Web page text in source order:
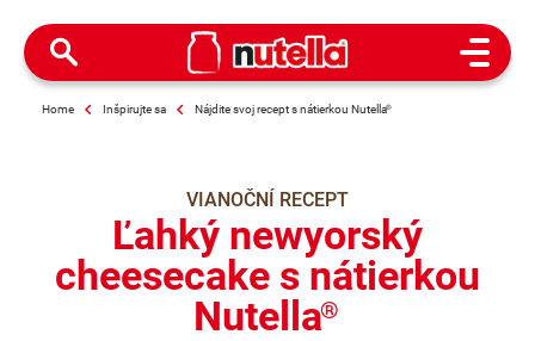
Open
Home Inšpirujte sa Nájdite svoj recept s nátierkou Nutella®
VIANOČNÍ RECEPT
Ľahký newyorský
cheesecake s nátierkou
Nutella®